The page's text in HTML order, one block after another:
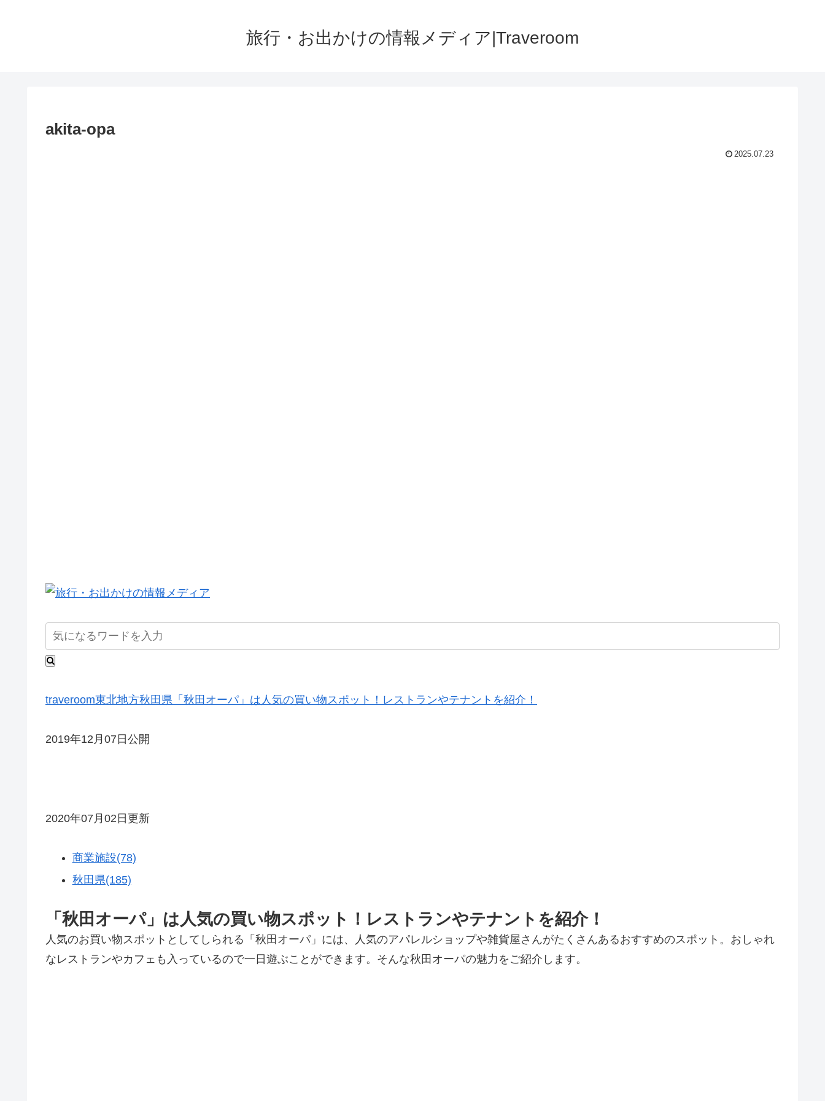
旅行・お出かけの情報メディア|Traveroom
akita-opa
2025.07.23
traveroom東北地方秋田県 「秋田オーパ」は人気の買い物スポット！レストランやテナントを紹介！
2019年12月07日公開
2020年07月02日更新
商業施設(78)
秋田県(185)
「秋田オーパ」は人気の買い物スポット！レストランやテナントを紹介！
人気のお買い物スポットとしてしられる「秋田オーパ」には、人気のアパレルショップや雑貨屋さんがたくさんあるおすすめのスポット。おしゃれ
なレストランやカフェも入っているので一日遊ぶことができます。そんな秋田オーパの魅力をご紹介します。